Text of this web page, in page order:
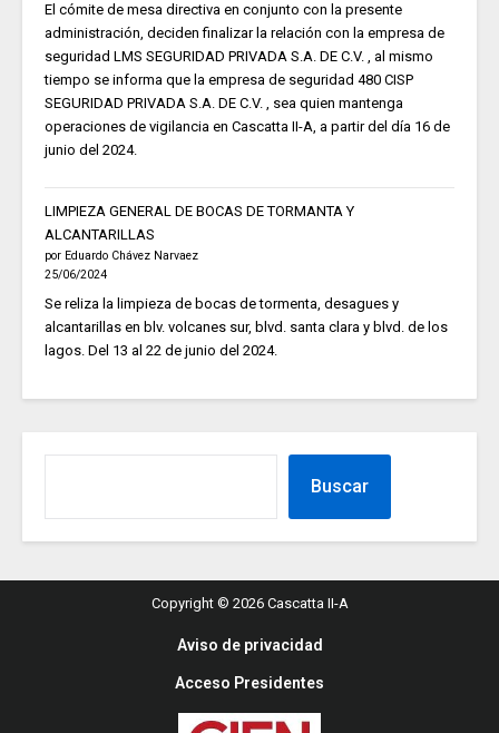
El cómite de mesa directiva en conjunto con la presente
administración, deciden finalizar la relación con la empresa de
seguridad LMS SEGURIDAD PRIVADA S.A. DE C.V. , al mismo
tiempo se informa que la empresa de seguridad 480 CISP
SEGURIDAD PRIVADA S.A. DE C.V. , sea quien mantenga
operaciones de vigilancia en Cascatta II-A, a partir del día 16 de
junio del 2024.
LIMPIEZA GENERAL DE BOCAS DE TORMANTA Y
ALCANTARILLAS
por Eduardo Chávez Narvaez
25/06/2024
Se reliza la limpieza de bocas de tormenta, desagues y
alcantarillas en blv. volcanes sur, blvd. santa clara y blvd. de los
lagos. Del 13 al 22 de junio del 2024.
Buscar
Copyright © 2026 Cascatta II-A
Aviso de privacidad
Acceso Presidentes